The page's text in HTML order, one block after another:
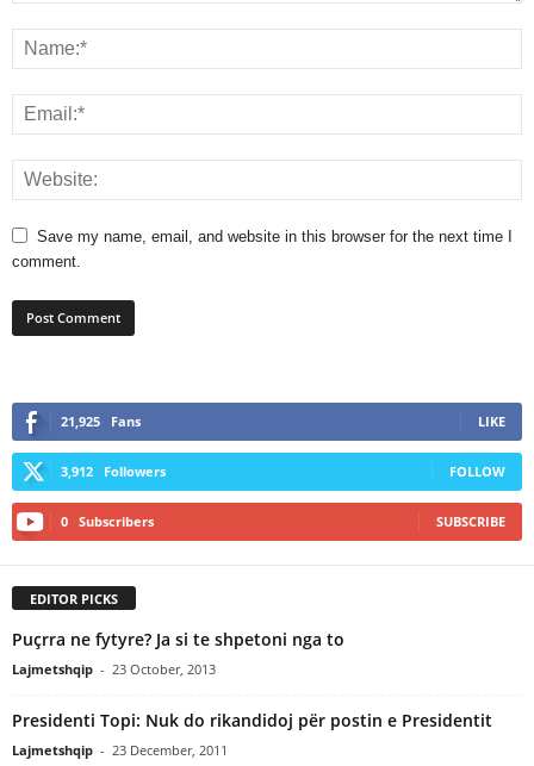
Save my name, email, and website in this browser for the next time I
comment.
21,925 Fans LIKE
3,912 Followers FOLLOW
0 Subscribers SUBSCRIBE
EDITOR PICKS
Puçrra ne fytyre? Ja si te shpetoni nga to
Lajmetshqip - 23 October, 2013
Presidenti Topi: Nuk do rikandidoj për postin e Presidentit
Lajmetshqip - 23 December, 2011